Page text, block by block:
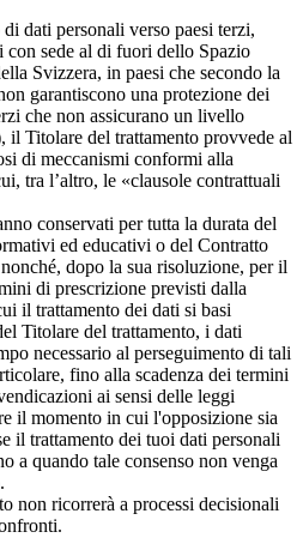
dati personali verso paesi terzi,
con sede al di fuori dello Spazio
Svizzera, in paesi che secondo la
garantiscono una protezione dei
che non assicurano un livello
il Titolare del trattamento provvede al
di meccanismi conformi alla
tra l’altro, le «clausole contrattuali
conservati per tutta la durata del
ed educativi o del Contratto
dopo la sua risoluzione, per il
di prescrizione previsti dalla
il trattamento dei dati si basi
Titolare del trattamento, i dati
necessario al perseguimento di tali
fino alla scadenza dei termini
ai sensi delle leggi
il momento in cui l'opposizione sia
il trattamento dei tuoi dati personali
a quando tale consenso non venga
non ricorrerà a processi decisionali